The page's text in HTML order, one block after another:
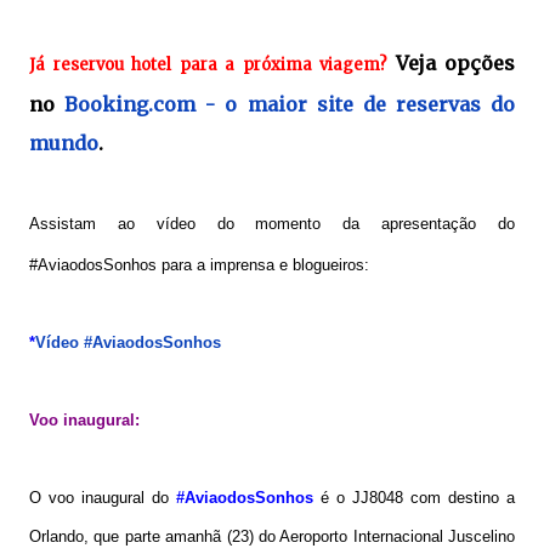
Já reservou hotel para a próxima viagem? Veja opções
noBooking.com - o maior site de reservas do
mundo.
Assistam ao vídeo do momento da apresentação do
#AviaodosSonhos para a imprensa e blogueiros:
*Vídeo #AviaodosSonhos
Voo inaugural:
O voo inaugural do #AviaodosSonhos é o JJ8048 com destino a
Orlando, que parte amanhã (23) do Aeroporto Internacional Juscelino